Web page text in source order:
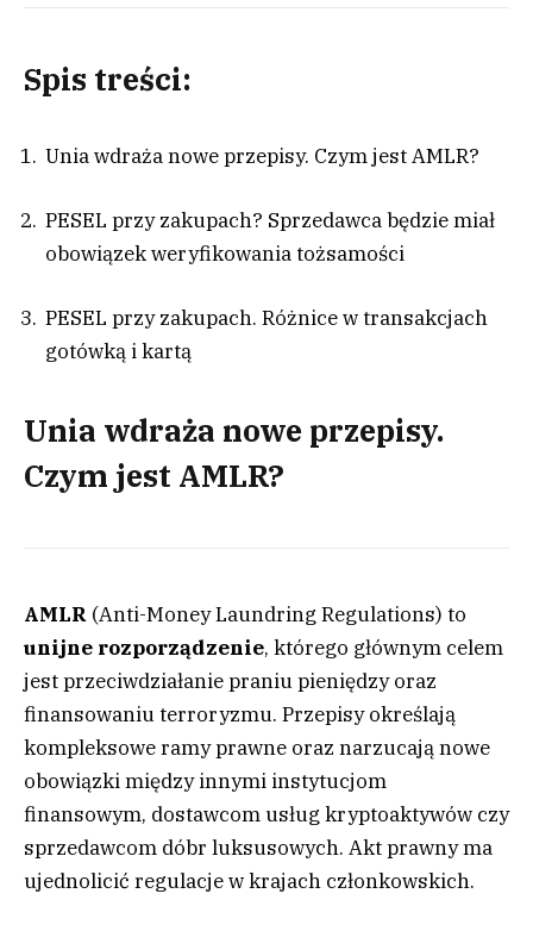
Spis treści:
Unia wdraża nowe przepisy. Czym jest AMLR?
PESEL przy zakupach? Sprzedawca będzie miał
obowiązek weryfikowania tożsamości
PESEL przy zakupach. Różnice w transakcjach
gotówką i kartą
Unia wdraża nowe przepisy.
Czym jest AMLR?
AMLR (Anti-Money Laundring Regulations) to
unijne rozporządzenie, którego głównym celem
jest przeciwdziałanie praniu pieniędzy oraz
finansowaniu terroryzmu. Przepisy określają
kompleksowe ramy prawne oraz narzucają nowe
obowiązki między innymi instytucjom
finansowym, dostawcom usług kryptoaktywów czy
sprzedawcom dóbr luksusowych. Akt prawny ma
ujednolicić regulacje w krajach członkowskich.